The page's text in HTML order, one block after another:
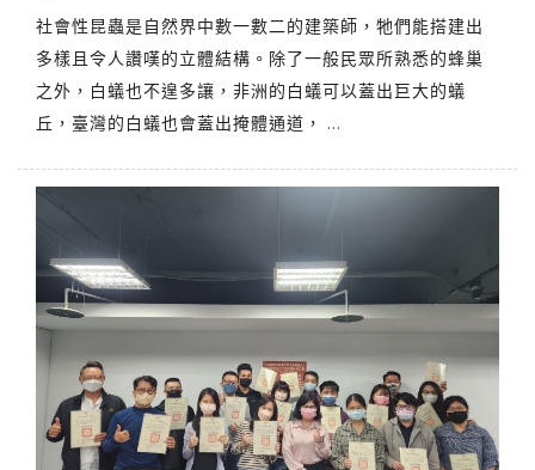
社會性昆蟲是自然界中數一數二的建築師，牠們能搭建出
多樣且令人讚嘆的立體結構。除了一般民眾所熟悉的蜂巢
之外，白蟻也不遑多讓，非洲的白蟻可以蓋出巨大的蟻
丘，臺灣的白蟻也會蓋出掩體通道， …